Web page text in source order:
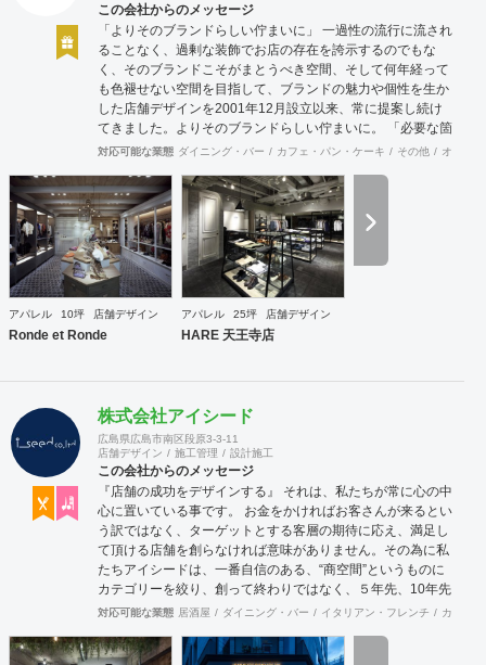
この会社からのメッセージ
「よりそのブランドらしい佇まいに」 一過性の流行に流され
ることなく、過剰な装飾でお店の存在を誇示するのでもな
く、そのブランドこそがまとうべき空間、そして何年経って
も色褪せない空間を目指して、ブランドの魅力や個性を生か
した店舗デザインを2001年12月設立以来、常に提案し続け
てきました。よりそのブランドらしい佇まいに。 「必要な箇
所に、必要なデザインを」 2012年からはさらにその思いを
らブランディングまで総合的にブランドの出店をバックアッ
プできる体制も整えてきました。そのブランドにとってまず
何を優先すべきか、何が本当に必要なのか、そこをきちんと
アドバイスできる会社でありたいと思っています。 業務内容
・店舗設計（物販店／飲食店／美容室など） ・ブランディン
グ及びディレクション業務 ・出店におけるトータルデザイン
対応可能な業態 ダイニング・バー カフェ・パン・ケーキ その他 オフィス
アパレル 10坪 店舗デザイン
Ronde et Ronde
アパレル 25坪 店舗デザイン
HARE 天王寺店
株式会社アイシード
広島県広島市南区段原3-3-11
店舗デザイン
施工管理 設計施工
この会社からのメッセージ
『店舗の成功をデザインする』 それは、私たちが常に心の中
心に置いている事です。 お金をかければお客さんが来るとい
う訳ではなく、ターゲットとする客層の期待に応え、満足し
て頂ける店舗を創らなければ意味がありません。その為に私
たちアイシードは、一番自信のある、“商空間”というものに
カテゴリーを絞り、創って終わりではなく、５年先、10年先
を見据えながら、お客様のサクセスパートナーとして、成功
対応可能な業態 居酒屋 ダイニング・バー イタリアン・フレンチ カフェ